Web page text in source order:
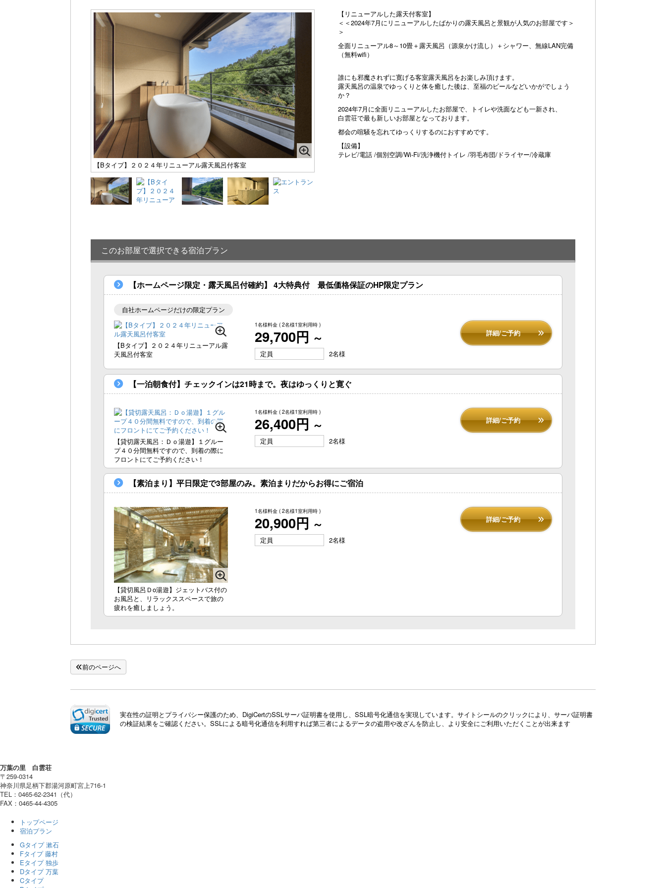
【Bタイプ】２０２４年リニューアル露天風呂付客室
【リニューアルした露天付客室】
＜＜2024年7月にリニューアルしたばかりの露天風呂と景観が人気のお部屋です＞
＞
全面リニューアル8～10畳＋露天風呂（源泉かけ流し）＋シャワー、無線LAN完備
（無料wifi）
誰にも邪魔されずに寛げる客室露天風呂をお楽しみ頂けます。
露天風呂の温泉でゆっくりと体を癒した後は、至福のビールなどいかがでしょう
か？
2024年7月に全面リニューアルしたお部屋で、トイレや洗面なども一新され、
白雲荘で最も新しいお部屋となっております。
都会の喧騒を忘れてゆっくりするのにおすすめです。
【設備】
テレビ/電話 /個別空調/Wi-Fi/洗浄機付トイレ /羽毛布団/ドライヤー/冷蔵庫
このお部屋で選択できる宿泊プラン
【ホームページ限定・露天風呂付確約】 4大特典付 最低価格保証のHP限定プラン
自社ホームページだけの限定プラン
【Bタイプ】２０２４年リニューアル露
天風呂付客室
1名様料金 ( 2名様1室利用時 )
29,700円 ～ 詳細/ご予約
定員 2名様
【一泊朝食付】チェックインは21時まで。夜はゆっくりと寛ぐ
【貸切露天風呂：Ｄｏ湯遊】１グルー
プ４０分間無料ですので、到着の際に
フロントにてご予約ください！
1名様料金 ( 2名様1室利用時 )
26,400円 ～ 詳細/ご予約
定員 2名様
【素泊まり】平日限定で3部屋のみ。素泊まりだからお得にご宿泊
【貸切風呂Ｄo湯遊】ジェットバス付の
お風呂と、リラックススペースで旅の
疲れを癒しましょう。
1名様料金 ( 2名様1室利用時 )
20,900円 ～ 詳細/ご予約
定員 2名様
前のページへ
実在性の証明とプライバシー保護のため、DigiCertのSSLサーバ証明書を使用し、SSL暗号化通信を実現しています。サイトシールのクリックにより、サーバ証明書
の検証結果をご確認ください。SSLによる暗号化通信を利用すれば第三者によるデータの盗用や改ざんを防止し、より安全にご利用いただくことが出来ます
万葉の里 白雲荘
〒259-0314
神奈川県足柄下郡湯河原町宮上716-1
TEL： 0465-62-2341 （代）
FAX：0465-44-4305
トップページ
宿泊プラン
Gタイプ 漱石
Fタイプ 藤村
Eタイプ 独歩
Dタイプ 万葉
Cタイプ